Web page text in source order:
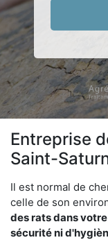
Entreprise
Saint-
Il est normal de
celle de son
des rats dans votre
sécurité ni